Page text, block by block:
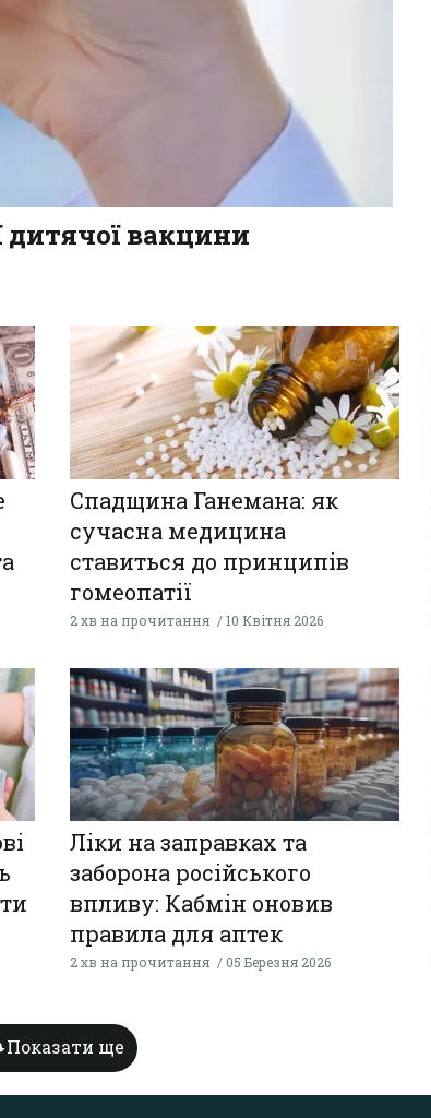
дитячої вакцини
Спадщина Ганемана: як
сучасна медицина
ставиться до принципів
гомеопатії
2 хв на прочитання 10 Квітня 2026
Ліки на заправках та
заборона російського
впливу: Кабмін оновив
правила для аптек
2 хв на прочитання 05 Березня 2026
Показати ще